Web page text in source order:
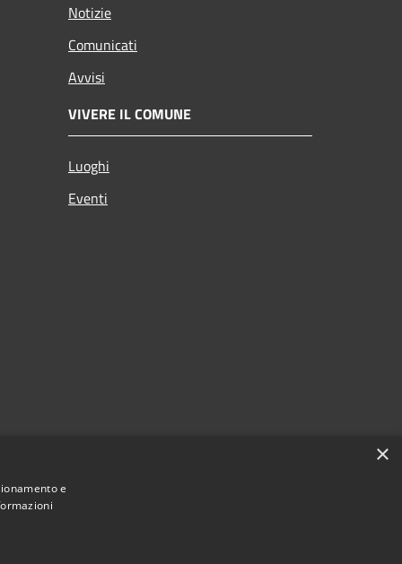
Notizie
Comunicati
Avvisi
VIVERE IL COMUNE
Luoghi
Eventi
×
e